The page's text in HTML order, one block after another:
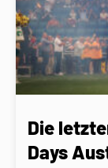
Die
Days